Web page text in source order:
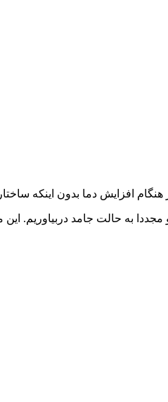
افزایش دما بدون اینکه
به حالت جامد دربیاوریم.